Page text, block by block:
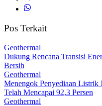
Pos Terkait
Geothermal
Dukung Rencana Transisi
Bersih
Geothermal
Menengok Penyediaan Listrik
Telah Mencapai 92,3 Persen
Geothermal